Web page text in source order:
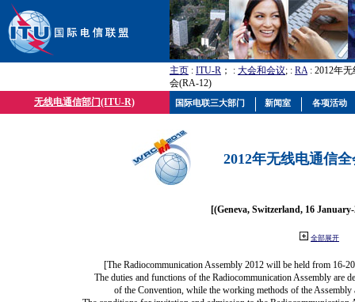
主页 : ITU-R ； : 大会和会议; : RA: 2012年
会(RA-12)
无线电通信部门(ITU-R)
2012年无线电通信
[(Geneva, Switzerland, 16
全部展开
[The Radiocommunication Assembly 2012 will be held from 16-
The duties and functions of the Radiocommunication Assembly are
of the Convention, while the working methods of the
国际电联三大部门 新闻室 各项活动